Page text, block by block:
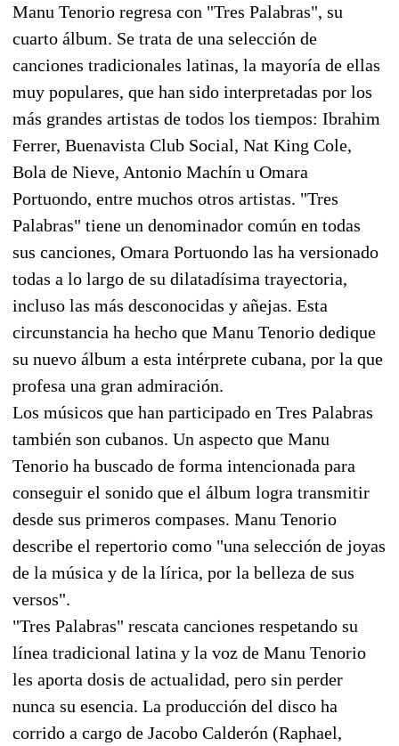
Manu Tenorio regresa con "Tres Palabras", su
cuarto álbum. Se trata de una selección de
canciones tradicionales latinas, la mayoría de ellas
muy populares, que han sido interpretadas por los
más grandes artistas de todos los tiempos: Ibrahim
Ferrer, Buenavista Club Social, Nat King Cole,
Bola de Nieve, Antonio Machín u Omara
Portuondo, entre muchos otros artistas. "Tres
Palabras" tiene un denominador común en todas
sus canciones, Omara Portuondo las ha versionado
todas a lo largo de su dilatadísima trayectoria,
incluso las más desconocidas y añejas. Esta
circunstancia ha hecho que Manu Tenorio dedique
su nuevo álbum a esta intérprete cubana, por la que
profesa una gran admiración.
Los músicos que han participado en Tres Palabras
también son cubanos. Un aspecto que Manu
Tenorio ha buscado de forma intencionada para
conseguir el sonido que el álbum logra transmitir
desde sus primeros compases. Manu Tenorio
describe el repertorio como "una selección de joyas
de la música y de la lírica, por la belleza de sus
versos".
"Tres Palabras" rescata canciones respetando su
línea tradicional latina y la voz de Manu Tenorio
les aporta dosis de actualidad, pero sin perder
nunca su esencia. La producción del disco ha
corrido a cargo de Jacobo Calderón (Raphael,